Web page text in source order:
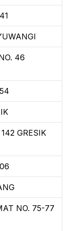
46
GRESIK
NO. 75-77